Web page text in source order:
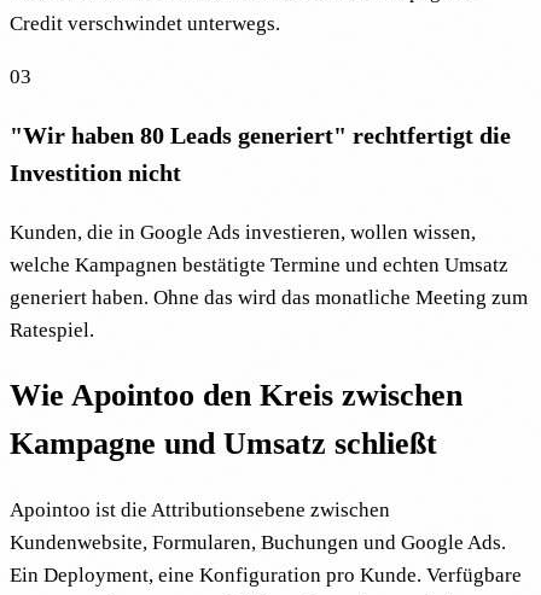
Credit verschwindet unterwegs.
03
"Wir haben 80 Leads generiert" rechtfertigt die
Investition nicht
Kunden, die in Google Ads investieren, wollen wissen,
welche Kampagnen bestätigte Termine und echten Umsatz
generiert haben. Ohne das wird das monatliche Meeting zum
Ratespiel.
Wie Apointoo den Kreis zwischen
Kampagne und Umsatz schließt
Apointoo ist die Attributionsebene zwischen
Kundenwebsite, Formularen, Buchungen und Google Ads.
Ein Deployment, eine Konfiguration pro Kunde. Verfügbare